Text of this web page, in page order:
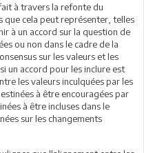
à travers la refonte du
cela peut représenter, telles
à un accord sur la question de
ou non dans le cadre de la
sur les valeurs et les
un accord pour les inclure est
les valeurs inculquées par les
à être encouragées par
à être incluses dans le
sur les changements